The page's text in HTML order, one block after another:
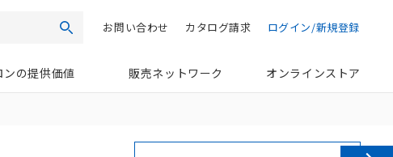
検索 ログイン/新規登録
カタログ請求
お問い合わせ
ンの提供価値 販売ネットワーク オンラインストア